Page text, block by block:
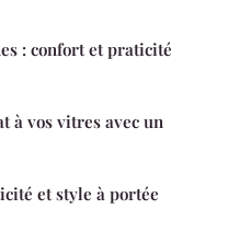
: confort et praticité
à vos vitres avec un
et style à portée